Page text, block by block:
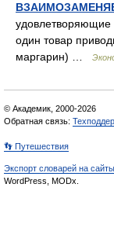
удовлетворяющие
один товар
маргарин) …
© Академик, 2000-2026
Обратная связь:
👣 Путешествия
Экспорт словарей на сайты
WordPress, MODx.